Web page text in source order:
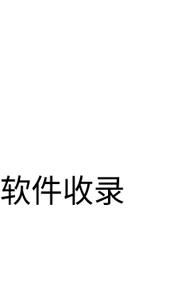
软件收录